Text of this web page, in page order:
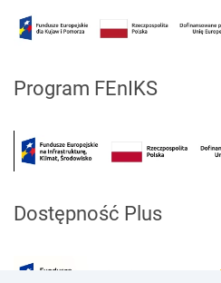
Program FEnIKS
Dostępność Plus